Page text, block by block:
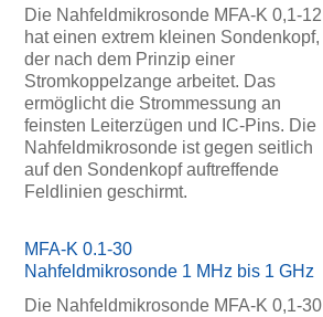
Die Nahfeldmikrosonde MFA-K 0,1-12
hat einen extrem kleinen Sondenkopf,
der nach dem Prinzip einer
Stromkoppelzange arbeitet. Das
ermöglicht die Strommessung an
feinsten Leiterzügen und IC-Pins. Die
Nahfeldmikrosonde ist gegen seitlich
auf den Sondenkopf auftreffende
Feldlinien geschirmt.
MFA-K 0.1-30
Nahfeldmikrosonde 1 MHz bis 1 GHz
Die Nahfeldmikrosonde MFA-K 0,1-30